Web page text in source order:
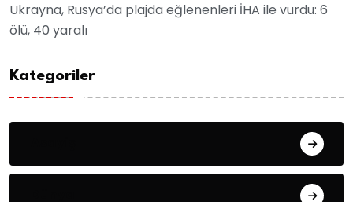
Ukrayna, Rusya’da plajda eğlenenleri İHA ile vurdu: 6
ölü, 40 yaralı
Kategoriler